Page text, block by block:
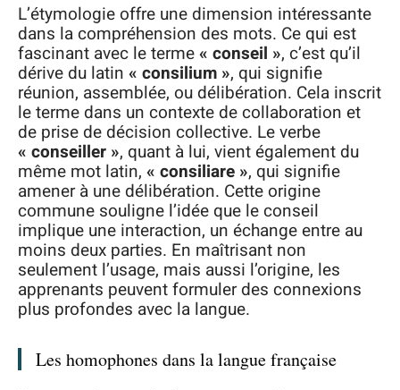
L’étymologie offre une dimension intéressante
dans la compréhension des mots. Ce qui est
fascinant avec le terme« conseil », c’est qu’il
dérive du latin « consilium », qui signifie
réunion, assemblée, ou délibération. Cela inscrit
le terme dans un contexte de collaboration et
de prise de décision collective. Le verbe
« conseiller », quant à lui, vient également du
même mot latin, « consiliare », qui signifie
amener à une délibération. Cette origine
commune souligne l’idée que le conseil
implique une interaction, un échange entre au
moins deux parties. En maîtrisant non
seulement l’usage, mais aussi l’origine, les
apprenants peuvent formuler des connexions
plus profondes avec la langue.
Les homophones dans la langue française